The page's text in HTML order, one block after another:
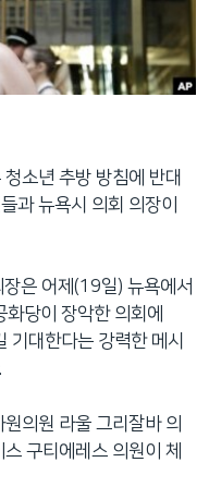
소년 추방 방침에 반대
과 뉴욕시 의회 의장이
은 어제(19일) 뉴욕에서
당이 장악한 의회에
기대한다는 강력한 메시
의원 라울 그리잘바 의
구티에레스 의원이 체